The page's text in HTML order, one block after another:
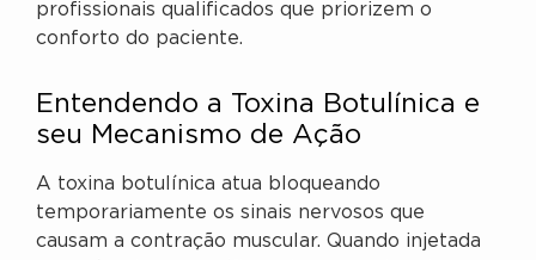
profissionais qualificados que priorizem o
conforto do paciente.
Entendendo a Toxina Botulínica e
seu Mecanismo de Ação
A toxina botulínica atua bloqueando
temporariamente os sinais nervosos que
causam a contração muscular. Quando injetada